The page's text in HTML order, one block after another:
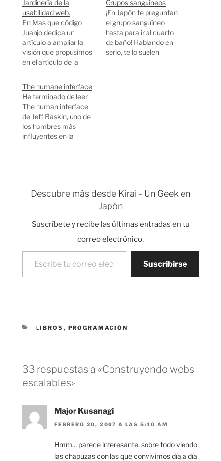
Jardinería de la
usabilidad web.
En Mas que código
Juanjo dedica un
artículo a ampliar la
visión que propusimos
en el artículo de la
desarrollo web. Yo
extraigo de sus
palabras que no
tenemos los métodos
automáticos para
crear la estructura
para la presentación y
Grupos sanguíneos
¡En Japón te preguntan
el grupo sanguíneo
hasta para ir al cuarto
de baño! Hablando en
serio, te lo suelen
The humane interface
He terminado de leer
The human interface
de Jeff Raskin, uno de
los hombres más
influyentes en la
explica algunos de los
mente consciente y la
Descubre más desde Kirai - Un Geek en
Japón
Suscríbete y recibe las últimas entradas en tu
correo electrónico.
Escribe tu correo electrónico…
Suscribirse
CATEGORÍAS
LIBROS , PROGRAMACIÓN
33 respuestas a «Construyendo webs
escalables»
Major Kusanagi
FEBRERO 20, 2007 A LAS 5:40 AM
Hmm… parece interesante, sobre todo viendo
las chapuzas con las que convivimos día a día